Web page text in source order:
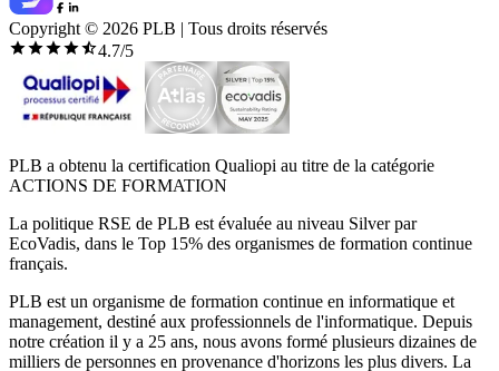
Copyright © 2026 PLB | Tous droits réservés
4.7/5
PLB a obtenu la certification Qualiopi au titre de la catégorie
ACTIONS DE FORMATION
La politique RSE de PLB est évaluée au niveau Silver par
EcoVadis, dans le Top 15% des organismes de formation continue
français.
PLB est un organisme de formation continue en informatique et
management, destiné aux professionnels de l'informatique. Depuis
notre création il y a 25 ans, nous avons formé plusieurs dizaines de
milliers de personnes en provenance d'horizons les plus divers. La